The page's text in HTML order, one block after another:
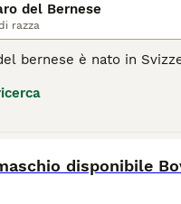
del Bernese
razza
bernese è nato in
di tutte le età. Il
distintive.
pagina di consigli sul
disponibile